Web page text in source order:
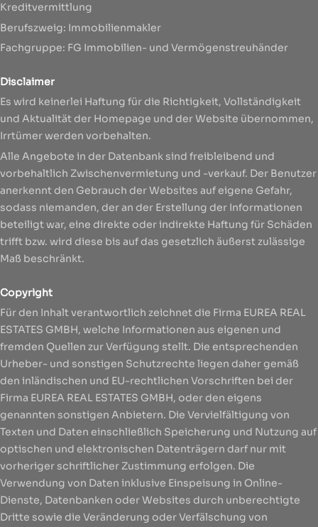
Kreditvermittlung
Berufszweig: Immobilienmakler
Fachgruppe: FG Immobilien- und Vermögenstreuhänder
Disclaimer
Es wird keinerlei Haftung für die Richtigkeit, Vollständigkeit
und Aktualität der Homepage und der Website übernommen,
Irrtümer werden vorbehalten.
Alle Angebote in der Datenbank sind freibleibend und
vorbehaltlich Zwischenvermietung und -verkauf. Der Benutzer
anerkennt den Gebrauch der Websites auf eigene Gefahr,
sodass niemanden, der an der Erstellung der Informationen
beteiligt war, eine direkte oder indirekte Haftung für Schäden
trifft bzw. wird diese bis auf das gesetzlich äußerst zulässige
Maß beschränkt.
Copyright
Für den Inhalt verantwortlich zeichnet die Firma EUREA REAL
ESTATES GMBH, welche Informationen aus eigenen und
fremden Quellen zur Verfügung stellt. Die entsprechenden
Urheber- und sonstigen Schutzrechte liegen daher gemäß
den inländischen und EU-rechtlichen Vorschriften bei der
Firma EUREA REAL ESTATES GMBH, oder den eigens
genannten sonstigen Anbietern. Die Vervielfältigung von
Texten und Daten einschließlich Speicherung und Nutzung auf
optischen und elektronischen Datenträgern darf nur mit
vorheriger schriftlicher Zustimmung erfolgen. Die
Verwendung von Daten inklusive Einspeisung in Online-
Dienste, Datenbanken oder Websites durch unberechtigte
Dritte sowie die Veränderung oder Verfälschung von